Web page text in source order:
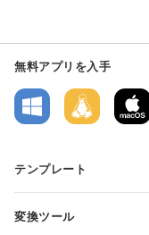
無料アプリを入手
テンプレート
テキスト文書テンプレート
変換ツール